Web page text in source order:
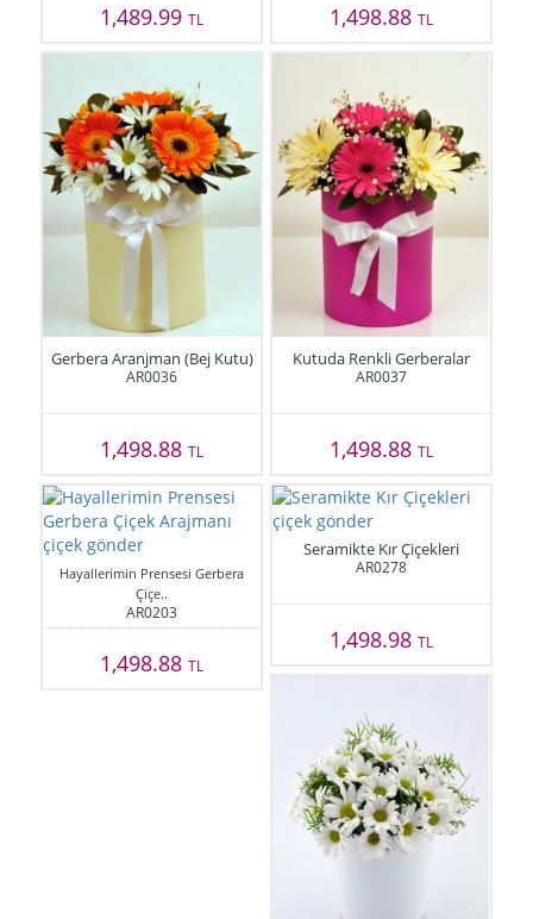
1,489.99TL 1,498.88 TL
Gerbera Aranjman (Bej Kutu)
AR0036
1,498.88TL
Kutuda Renkli Gerberalar
AR0037
1,498.88 TL
Hayallerimin Prensesi Gerbera
Çiçe..
AR0203
1,498.88TL
Seramikte Kır Çiçekleri
AR0278
1,498.98 TL